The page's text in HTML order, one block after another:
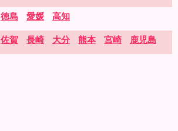
徳島 愛媛 高知
佐賀 長崎 大分 熊本 宮崎 鹿児島